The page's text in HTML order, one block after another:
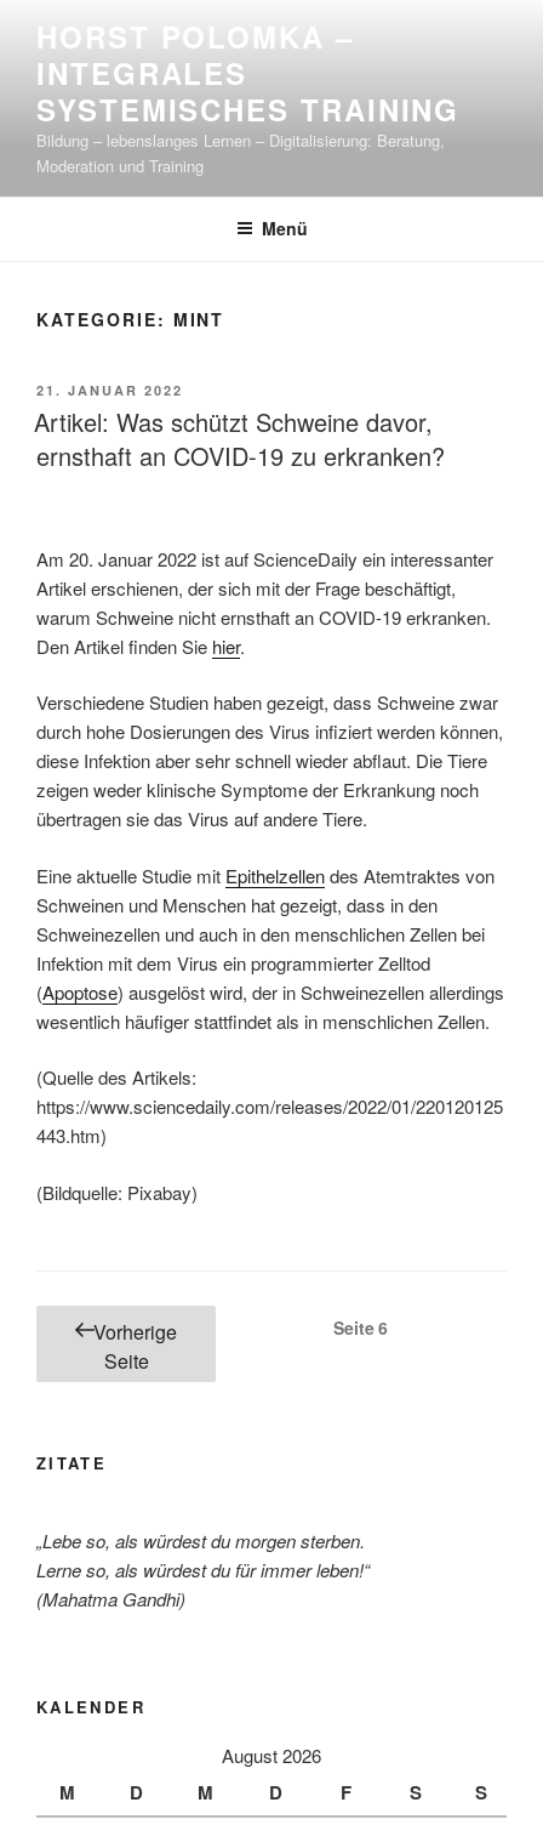
springen
HORST POLOMKA –
INTEGRALES
SYSTEMISCHES TRAINING
Bildung – lebenslanges Lernen – Digitalisierung: Beratung,
Moderation und Training
Menü
KATEGORIE: MINT
VERÖFFENTLICHT
AM
21. JANUAR 2022
Artikel: Was schützt Schweine davor,
ernsthaft an COVID-19 zu erkranken?
Am 20. Januar 2022 ist auf ScienceDaily ein interessanter
Artikel erschienen, der sich mit der Frage beschäftigt,
warum Schweine nicht ernsthaft an COVID-19 erkranken.
Den Artikel finden Sie hier.
Verschiedene Studien haben gezeigt, dass Schweine zwar
durch hohe Dosierungen des Virus infiziert werden können,
diese Infektion aber sehr schnell wieder abflaut. Die Tiere
zeigen weder klinische Symptome der Erkrankung noch
übertragen sie das Virus auf andere Tiere.
Eine aktuelle Studie mit Epithelzellendes Atemtraktes von
Schweinen und Menschen hat gezeigt, dass in den
Schweinezellen und auch in den menschlichen Zellen bei
Infektion mit dem Virus ein programmierter Zelltod
(Apoptose) ausgelöst wird, der in Schweinezellen allerdings
wesentlich häufiger stattfindet als in menschlichen Zellen.
(Quelle des Artikels:
https://www.sciencedaily.com/releases/2022/01/220120125
443.htm)
(Bildquelle: Pixabay)
Seitennummerierung
Beiträge
Vorherige
Seite
Seite6
ZITATE
„Lebe so, als würdest du morgen sterben.
Lerne so, als würdest du für immer leben!“
(Mahatma Gandhi)
KALENDER
August 2026
M D M D F S S